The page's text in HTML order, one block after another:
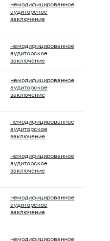
немодифицированное
аудиторское
заключение
немодифицированное
аудиторское
заключение
немодифицированное
аудиторское
заключение
немодифицированное
аудиторское
заключение
немодифицированное
аудиторское
заключение
немодифицированное
аудиторское
заключение
немодифицированное